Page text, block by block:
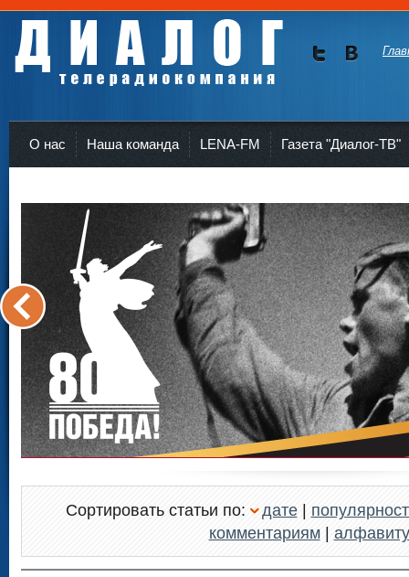
О нас Наша команда LENA-FM Газета "Диалог-ТВ"
Сортировать статьи по: дате|
комментариям| алфавиту